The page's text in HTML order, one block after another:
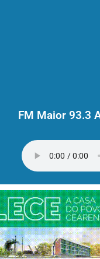
FM Maior 93.3